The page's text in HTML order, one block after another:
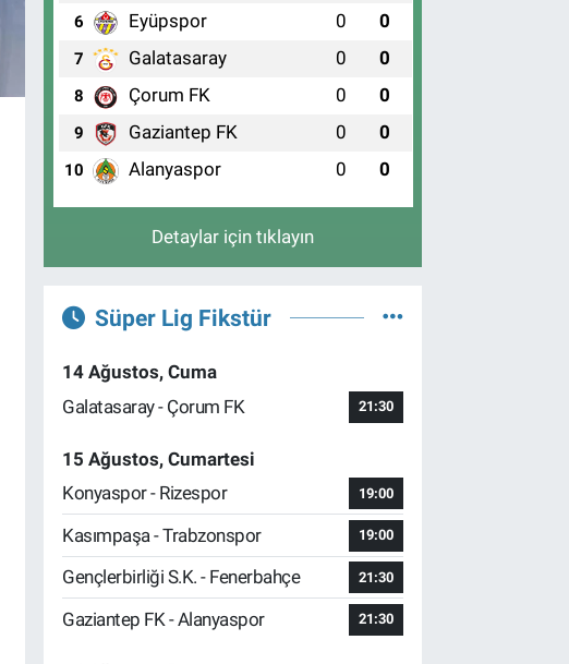
6 Eyüpspor 0 0
7 Galatasaray 0 0
8 Çorum FK 0 0
9 Gaziantep FK 0 0
10 Alanyaspor 0 0
Detaylar için tıklayın
Süper Lig Fikstür
14 Ağustos, Cuma
Galatasaray - Çorum FK
21:30
15 Ağustos, Cumartesi
Konyaspor - Rizespor
19:00
Kasımpaşa - Trabzonspor 19:00
Gençlerbirliği S.K. - Fenerbahçe 21:30
Gaziantep FK - Alanyaspor 21:30